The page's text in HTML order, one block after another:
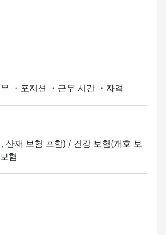
・포지션 ・근무 시간 ・자격
산재 보험 포함) / 건강 보험(개호 보
험